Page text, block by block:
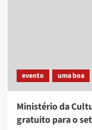
evento uma boa
Ministério da
gratuito para o